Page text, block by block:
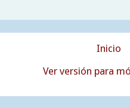
Inicio
Ver versión para